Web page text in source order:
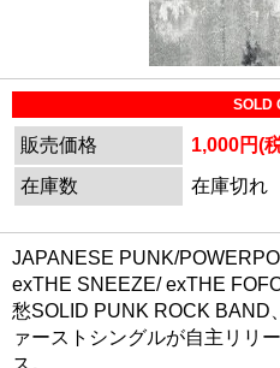
SOLD
販売価格
1,000円(
在庫数
在庫切れ
JAPANESE PUNK/
exTHE SNEEZE/ exTHE
愁SOLID PUNK ROCK BAND
ァーストシングルが自主リリ
ス。